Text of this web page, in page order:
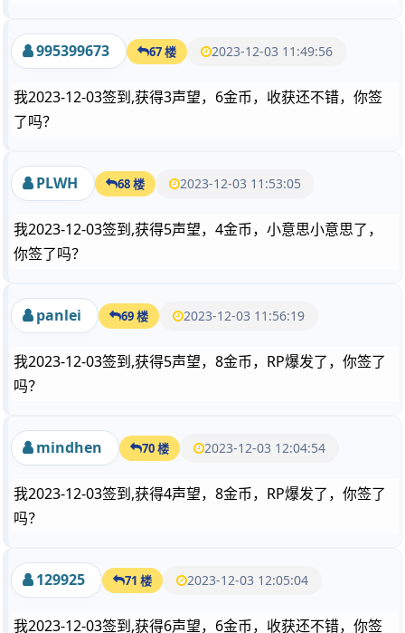
995399673 67 楼 2023-12-03 11:49:56
我2023-12-03签到,获得3声望，6金币，收获还不错，你签
了吗？
PLWH 68 楼 2023-12-03 11:53:05
我2023-12-03签到,获得5声望，4金币，小意思小意思了，
你签了吗？
panlei 69 楼 2023-12-03 11:56:19
我2023-12-03签到,获得5声望，8金币，RP爆发了，你签了
吗？
mindhen 70 楼 2023-12-03 12:04:54
我2023-12-03签到,获得4声望，8金币，RP爆发了，你签了
吗？
129925 71 楼 2023-12-03 12:05:04
我2023-12-03签到,获得6声望，6金币，收获还不错，你签